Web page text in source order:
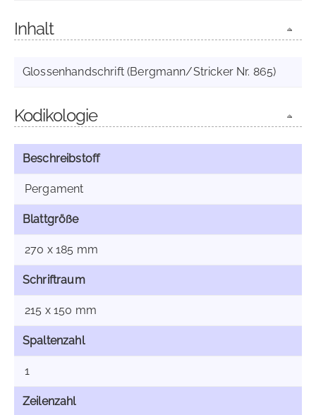
Inhalt
Glossenhandschrift (Bergmann/Stricker Nr. 865)
Kodikologie
Beschreibstoff
Pergament
Blattgröße
270 x 185 mm
Schriftraum
215 x 150 mm
Spaltenzahl
1
Zeilenzahl